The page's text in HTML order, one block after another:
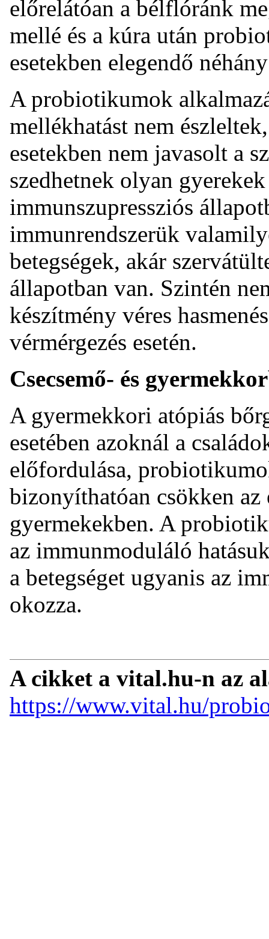
előrelátóan a bélflóránk
mellé és a kúra után
esetekben elegendő
A probiotikumok
mellékhatást nem
esetekben nem javasolt a
szedhetnek olyan
immunszupressziós
immunrendszerük
betegségek, akár
állapotban van. Szintén
készítmény véres
vérmérgezés esetén.
Csecsemő- és
A gyermekkori atópiás
esetében azoknál a
előfordulása,
bizonyíthatóan csökken az
gyermekekben. A
az immunmoduláló
a betegséget ugyanis az
okozza.
A cikket a vital.hu-n az
https://www.vital.hu/